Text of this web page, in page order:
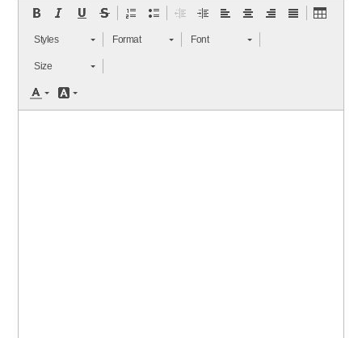
Styles Format Font
Size